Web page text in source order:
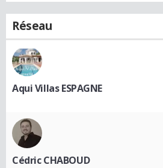
Réseau
Aqui Villas ESPAGNE
Cédric CHABOUD